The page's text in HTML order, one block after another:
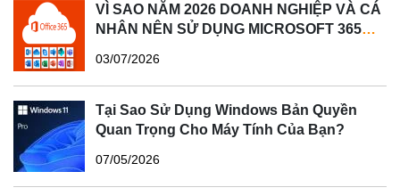
VÌ SAO NĂM 2026 DOANH NGHIỆP VÀ CÁ
NHÂN NÊN SỬ DỤNG MICROSOFT 365
03/07/2026
Tại Sao Sử Dụng Windows Bản Quyền
Quan Trọng Cho Máy Tính Của Bạn?
07/05/2026